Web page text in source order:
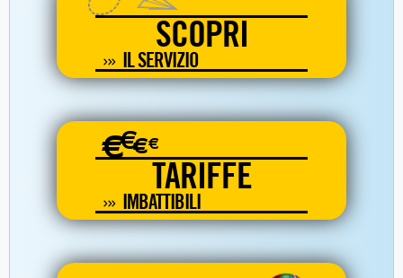
SCOPRI
IL SERVIZIO
€€€€
TARIFFE
IMBATTIBILI